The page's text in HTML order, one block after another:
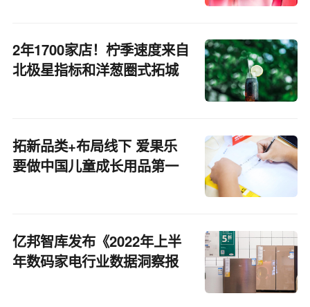
2年1700家店！柠季速度来自
北极星指标和洋葱圈式拓城
拓新品类+布局线下 爱果乐
要做中国儿童成长用品第一
亿邦智库发布《2022年上半
年数码家电行业数据洞察报